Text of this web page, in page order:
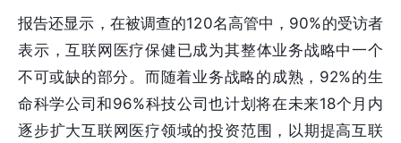
报告还显示，在被调查的120名高管中，90%的受访者
表示，互联网医疗保健已成为其整体业务战略中一个
不可或缺的部分。而随着业务战略的成熟，92%的生
命科学公司和96%科技公司也计划将在未来18个月内
逐步扩大互联网医疗领域的投资范围，以期提高互联